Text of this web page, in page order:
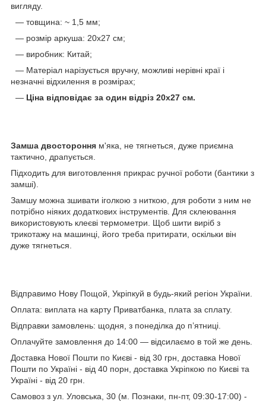
вигляду.
— товщина: ~ 1,5 мм;
— розмір аркуша: 20x27 см;
— виробник: Китай;
— Матеріал нарізується вручну, можливі нерівні краї і
незначні відхилення в розмірах;
— Ціна відповідає за один відріз 20x27 см.
Замша двостороння м'яка, не тягнеться, дуже приємна
тактично, драпується.
Підходить для виготовлення прикрас ручної роботи (бантики з
замші).
Замшу можна зшивати іголкою з ниткою, для роботи з ним не
потрібно ніяких додаткових інструментів. Для склеювання
використовують клеєві термометри. Щоб шити виріб з
трикотажу на машинці, його треба притирати, оскільки він
дуже тягнеться.
Відправимо Нову Пощой, Укріпкуй в будь-який регіон України.
Оплата: виплата на карту Приватбанка, плата за сплату.
Відправки замовлень: щодня, з понеділка до п’ятниці.
Оплачуйте замовлення до 14:00 — відсилаємо в той же день.
Доставка Нової Пошти по Києві - від 30 грн, доставка Нової
Пошти по Україні - від 40 порн, доставка Укріпкою по Києві та
Україні - від 20 грн.
Самовоз з ул. Уловська, 30 (м. Познаки, пн-пт, 09:30-17:00) -